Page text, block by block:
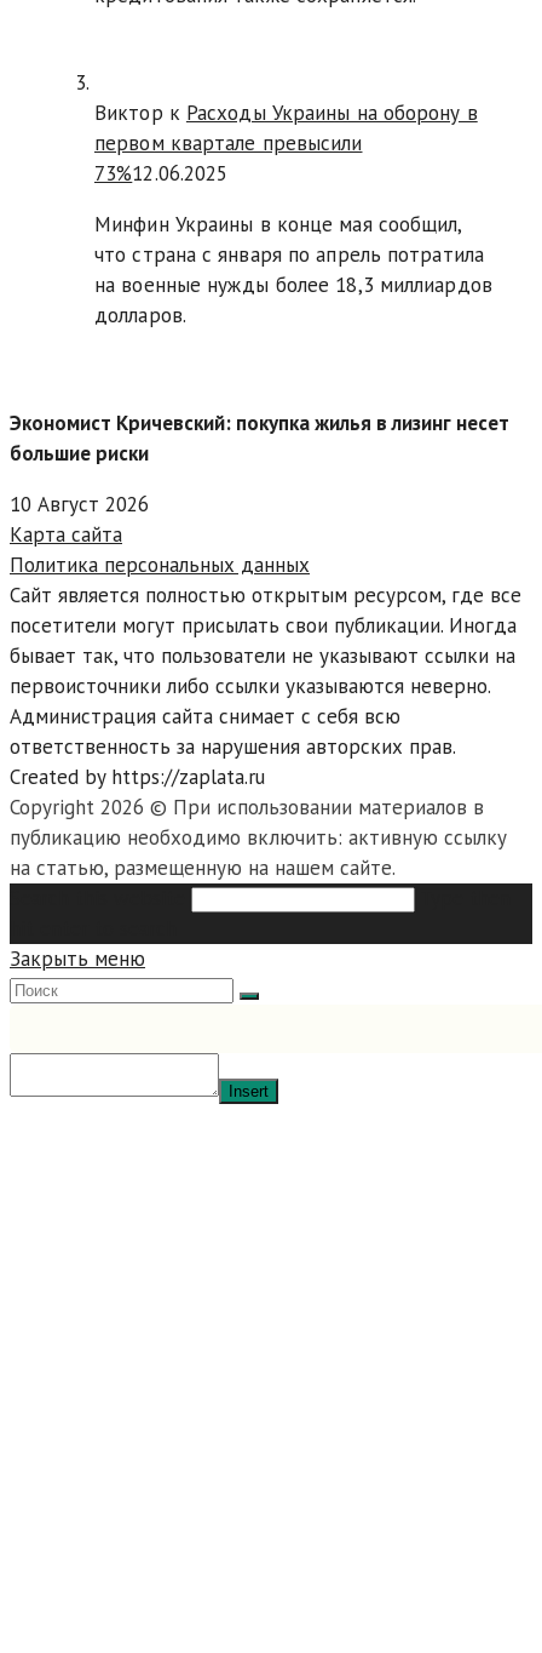
Виктор к Расходы Украины на оборону в
первом квартале превысили
73%12.06.2025
Минфин Украины в конце мая сообщил,
что страна с января по апрель потратила
на военные нужды более 18,3 миллиардов
долларов.
Экономист Кричевский: покупка жилья в лизинг несет
большие риски
10 Август 2026
Карта сайта
Политика персональных данных
Сайт является полностью открытым ресурсом, где все
посетители могут присылать свои публикации. Иногда
бывает так, что пользователи не указывают ссылки на
первоисточники либо ссылки указываются неверно.
Администрация сайта снимает с себя всю
ответственность за нарушения авторских прав.
Created by https://zaplata.ru
Copyright 2026 © При использовании материалов в
публикацию необходимо включить: активную ссылку
на статью, размещенную на нашем сайте.
Закрыть меню
Insert